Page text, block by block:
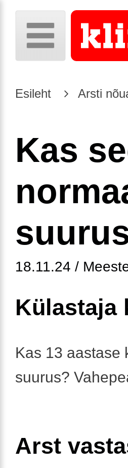
Esileht Arsti
Kas
18.11.24 /
Külastaja
Kas 13 aastase
suurus?
Arst